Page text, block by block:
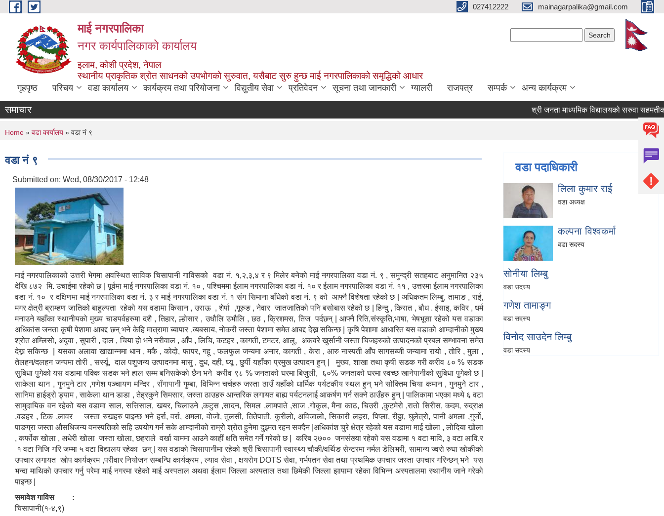
Skip to main content 027412222 mainagarpalika@gmail.com
माई नगरपालिका
नगर कार्यपालिकाको कार्यालय
इलाम, कोशी प्रदेश, नेपाल
स्थानीय प्राकृतिक श्रोत साधनको उपभोगको सुरुवात, यसैबाट सुरु हुन्छ माई नगरपालिकाको समृद्धिको आधार
गृहपृष्ठ परिचय वडा कार्यालय कार्यक्रम तथा परियोजना विद्युतीय सेवा प्रतिवेदन सूचना तथा जानकारी ग्यालरी राजपत्र सम्पर्क अन्य कार्यक्रम
समाचार श्री जनता माध्यमिक विद्यालयको सरुवा सहमतीका
You are here
Home » वडा कार्यालय » वडा नं ९
वडा नं ९
Submitted on: Wed, 08/30/2017 - 12:48
माई नगरपालिकाको उत्तरी भेगमा अवस्थित साविक चिसापानी गाविसको वडा नं. १,२,३,४ र ९ मिलेर बनेको माई नगरपालिका वडा नं. ९ , समुन्द्री सतहबाट अनुमानित २३५
देखि ८७२ मि. उचाईमा रहेको छ | पूर्वमा माई नगरपालिका वडा नं. १० , पश्चिममा ईलाम नगरपालिका वडा नं. १० र ईलाम नगरपालिका वडा नं. ११ , उत्तरमा ईलाम नगरपालिका
वडा नं. १० र दक्षिणमा माई नगरपालिका वडा नं. ३ र माई नगरपालिका वडा नं. १ संग सिमाना बाँधेको वडा नं. ९ को आफ्नै विशेषता रहेको छ | अधिकतम लिम्बु, तामाङ , राई,
मगर क्षेत्री ब्राम्हण जातिको बाहुल्यता रहेको यस वडामा किसान , उराऊ , शेर्पा ,गूरुङ , नेवार जातजातिको पनि बसोबास रहेको छ | हिन्दु , किरात , बौध . ईसाइ, कविर , धर्म
मनाउने यहाँका स्थानीयको मुख्य चाडपर्वहरुमा दशै , तिहार, ल्होसार , उधौलि उभौलि , छठ , क्रिशमस, तिज पर्दछन् | आफ्नै रिति,संस्कृति,भाषा, भेषभूसा रहेको यस वडाका
अधिकांस जनता कृषी पेशामा आबद्द छन् भने केहि मात्रामा ब्यापार ,व्यबसाय, नोकरी जस्ता पेशामा समेत आबद्द देख्न सकिन्छ | कृषि पेशामा आधारित यस वडाको आम्दानीको मुख्य
श्रोत अम्लिसो, अदुवा , सुपारी , दाल , चिया हो भने नरीवाल , आँप , लिचि, कटहर , कागती, टमटर, आलु, अकवरे खुर्सानी जस्ता चिजहरुको उत्पादनको प्रबल सम्भावना समेत
देख्न सकिन्छ | यसका अलावा खाद्यान्नमा धान , मकै , कोदो, फापर, गहू , फलफुल जन्यमा अनार, कागती , केरा , आरु नास्पती आँप सागसब्जी जन्यामा रायो , तोरि , मुला ,
तेलहन/दलहन जन्यमा तोरी , सर्स्यू, दाल पशुजन्य उत्पादनमा मासु , दुध, दही, घ्यू , छुर्पी यहाँका प्रमुख उत्पादन हुन् | मुख्य, शाखा तथा कृषी सडक गरी करीव ८० % सडक
सुबिधा पुगेको यस वडामा पक्कि सडक भने हाल सम्म बनिसकेको छैन भने करीव ९८ % जनताको घरमा बिजुली, ६०% जनताको घरमा स्वच्छ खानेपानीको सुबिधा पुगेको छ |
साकेला थान , गुनमुने टार ,गणेश पञ्चायण मन्दिर , राँगापानी गुम्बा, विभिन्न चर्चहरु जस्ता ठाउँ यहाँको धार्मिक पर्यटकीय स्थल हुन् भने सोक्तिम चिया कमान , गुनमुने टार ,
सानिमा हाईड्रो ड्याम , साकेला थान डाडा , तेह्रकुने सिमसार, जस्ता ठाउहरु आन्तरिक लगायत बाह्य पर्यटनलाई आकर्षण गर्न सक्ने ठाउँहरु हुन् | पालिकामा भएका मध्ये ६ वटा
सामुदायिक वन रहेको यस वडामा साल, सत्तिसाल, खयर, चिलाउने ,कटुस ,सादन, सिमल ,लामपाते ,साज ,गोकुल, मैना काठ, चिउरी ,कुटमेरो ,रातो सिरीस, कदम, रुद्राक्ष
,वडहर , टिक ,लावर जस्ता रुखहरु पाइन्छ भने हर्रा, वर्रा, अमला, वोजो, तुलसी, तितेपाती, कुरीलो, अविजालो, सिकारी लहरा, पिप्ला, रीठ्ठा, घुलेत्रो, पानी अमला ,गुर्जो,
पाङग्रा जस्ता औसधिजन्य वनस्पतिको सहि उपयोग गर्न सके आम्दानीको राम्रो श्रोत हुनेमा दुइमत रहन सक्दैन |अधिकांश चुरे क्षेत्र रहेको यस वडामा माई खोला , लोदिया खोला
, कर्फोक खोला , अधेरी खोला जस्ता खोला, छहराले वर्खा याममा आउने काहीं क्षति समेत गर्ने गरेको छ | करिब २७०० जनसंख्या रहेको यस वडामा १ वटा मावि, ३ वटा आवि.र
१ वटा निजि गरि जम्मा ५ वटा विद्यालय रहेका छन् | यस वडाको चिसापानीमा रहेको श्री चिसापानी स्वास्थ्य चौकी/वर्थिङ सेन्टरमा नर्मल डेलिभरी, सामान्य ज्वरो रुघा खोकीको
उपचार लगायत खोप कार्यक्रम ,परीवार नियोजन सम्बन्धि कार्यक्रम , ल्याव सेवा , क्षयरोग DOTS सेवा, गर्भपतन सेवा तथा प्रथमिक उपचार जस्ता उपचार गरिन्छन् भने यस
भन्दा माथिको उपचार गर्नु परेमा माई नगरमा रहेको माई अस्पताल अथवा ईलाम जिल्ला अस्पताल तथा छिमेकी जिल्ला झापामा रहेका विभिन्न अस्पतालमा स्थानीय जाने गरेको
पाइन्छ |
समावेश गाविस :
चिसापानी(१-४,९)
वडा पदाधिकारी
लिला कुमार राई
वडा अध्यक्ष
कल्पना विश्वकर्मा
वडा सदस्य
सोनीया लिम्बु
वडा सदस्य
गणेश तामाङ्ग
वडा सदस्य
विनोद साउदेन लिम्बु
वडा सदस्य